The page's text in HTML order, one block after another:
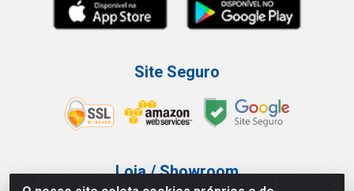
Site Seguro
Loja / Showroom